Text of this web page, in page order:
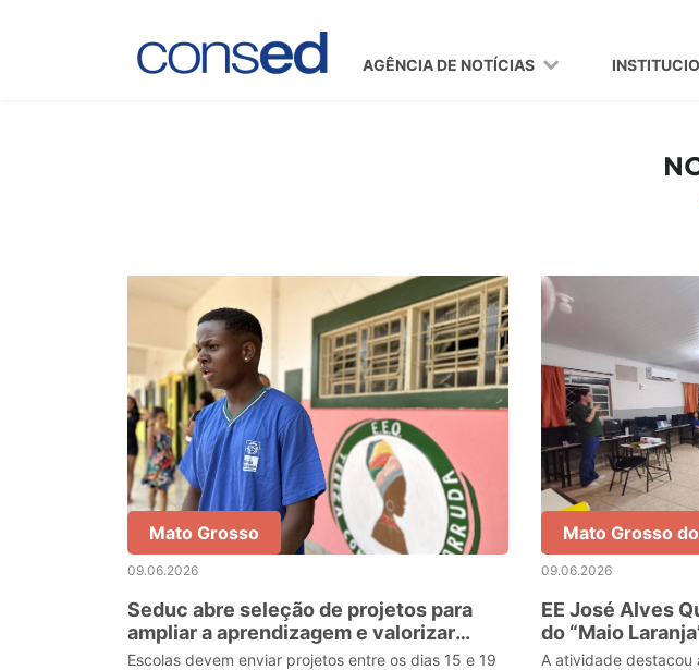
AGÊNCIA DE NOTÍCIAS
Mato Grosso
09.06.2026
Seduc abre seleção de projetos para
ampliar a aprendizagem e valorizar
conhecimentos quilombolas
Escolas devem enviar projetos entre os dias 15 e 19
Mato Grosso
09.06.2026
EE José Alves
do “Maio
Taboco
A atividade destacou